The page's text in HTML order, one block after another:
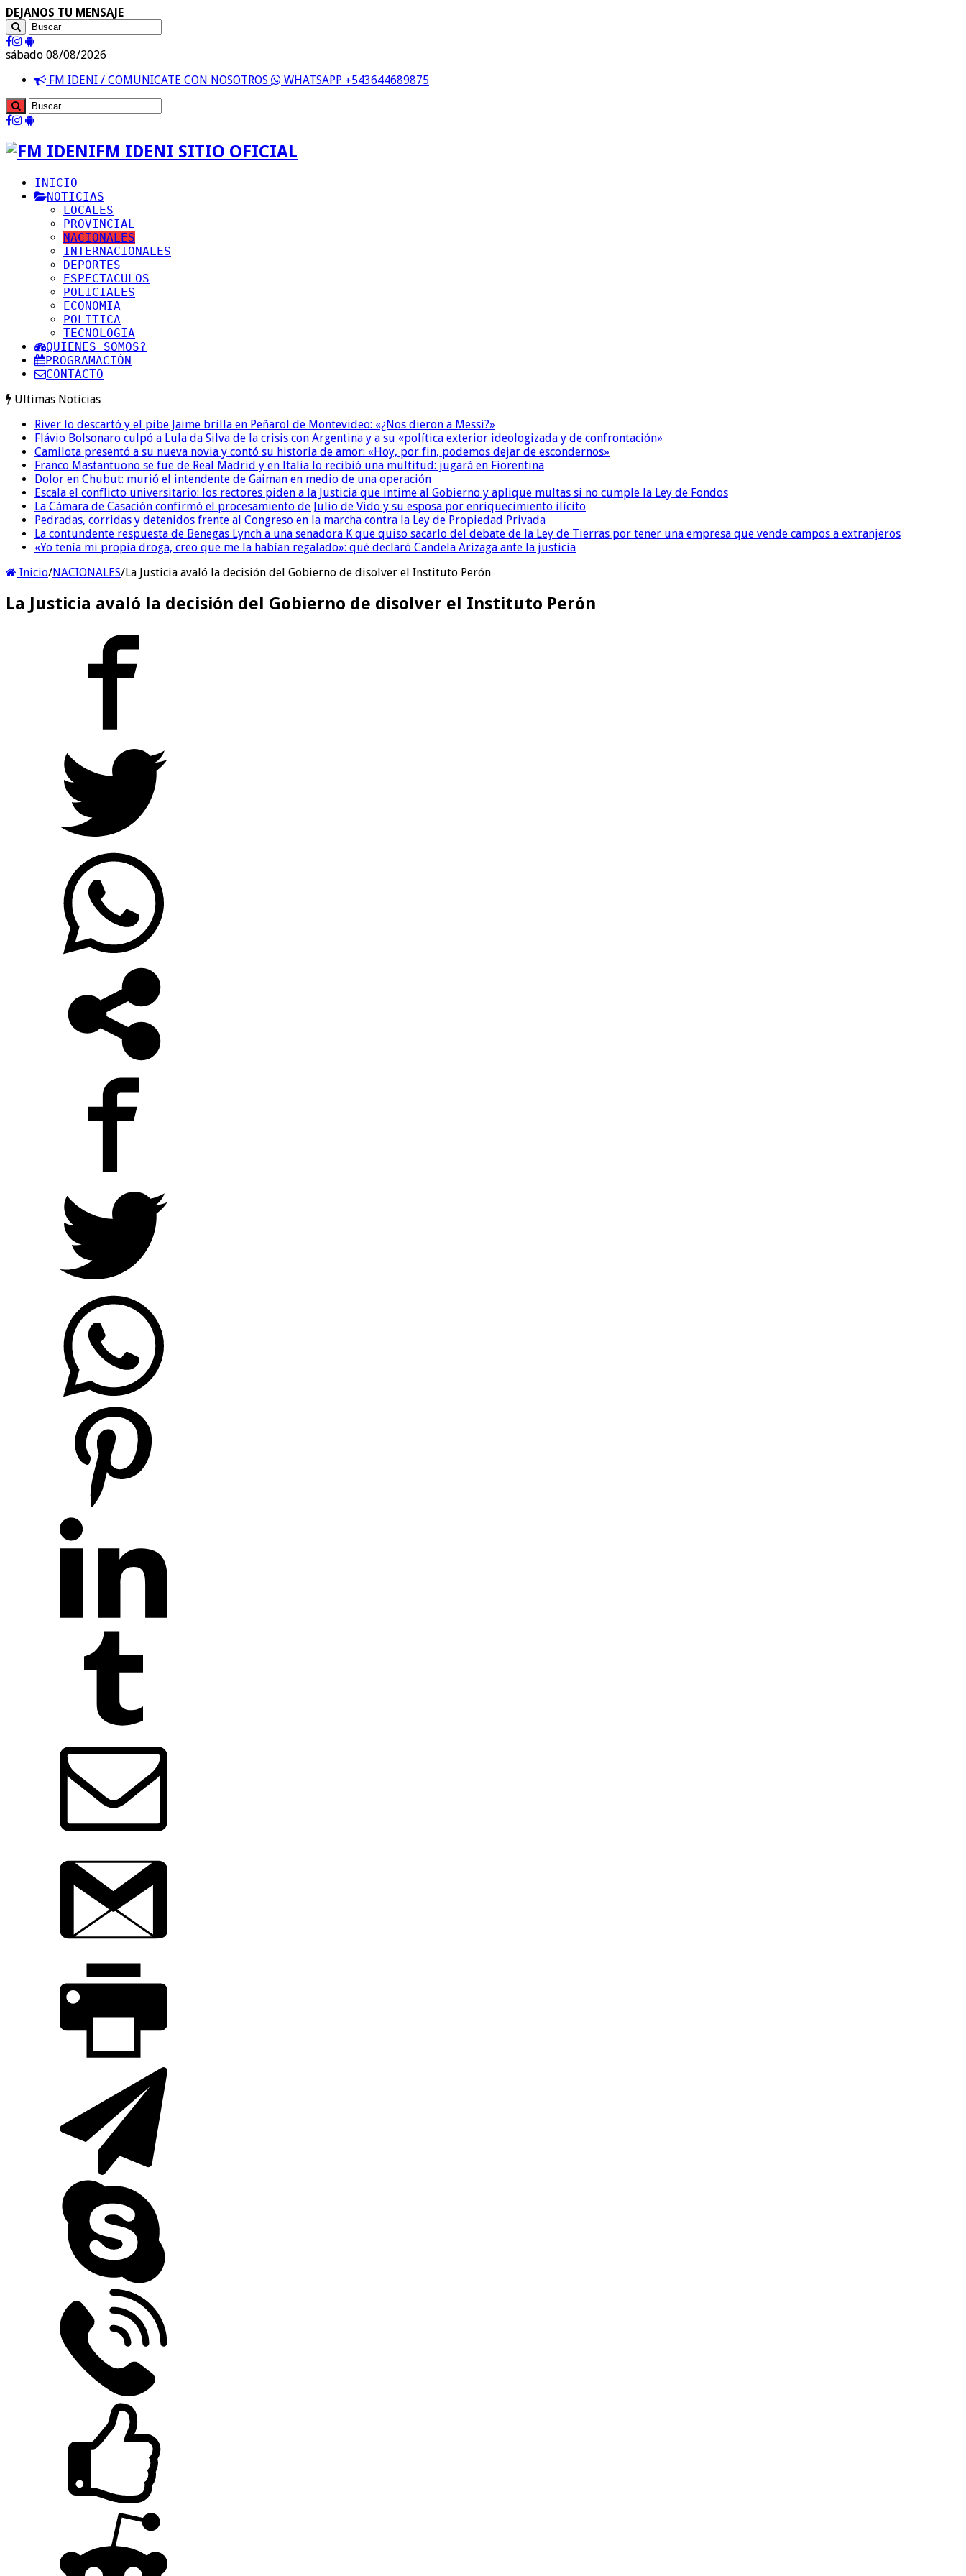
DEJANOS TU MENSAJE
sábado 08/08/2026
FM IDENI / COMUNICATE CON NOSOTROS
WHATSAPP +543644689875
FM IDENI SITIO OFICIAL
INICIO
NOTICIAS
LOCALES
PROVINCIAL
NACIONALES
INTERNACIONALES
DEPORTES
ESPECTACULOS
POLICIALES
ECONOMIA
POLITICA
TECNOLOGIA
QUIENES SOMOS?
PROGRAMACIÓN
CONTACTO
Ultimas Noticias
River lo descartó y el pibe Jaime brilla en Peñarol de Montevideo: «¿Nos dieron a Messi?»
Flávio Bolsonaro culpó a Lula da Silva de la crisis con Argentina y a su «política exterior ideologizada y de confrontación»
Camilota presentó a su nueva novia y contó su historia de amor: «Hoy, por fin, podemos dejar de escondernos»
Franco Mastantuono se fue de Real Madrid y en Italia lo recibió una multitud: jugará en Fiorentina
Dolor en Chubut: murió el intendente de Gaiman en medio de una operación
Escala el conflicto universitario: los rectores piden a la Justicia que intime al Gobierno y aplique multas si no cumple la Ley de Fondos
La Cámara de Casación confirmó el procesamiento de Julio de Vido y su esposa por enriquecimiento ilícito
Pedradas, corridas y detenidos frente al Congreso en la marcha contra la Ley de Propiedad Privada
La contundente respuesta de Benegas Lynch a una senadora K que quiso sacarlo del debate de la Ley de Tierras por tener una empresa que vende campos a extranjeros
«Yo tenía mi propia droga, creo que me la habían regalado»: qué declaró Candela Arizaga ante la justicia
Inicio/NACIONALES/La Justicia avaló la decisión del Gobierno de disolver el Instituto Perón
La Justicia avaló la decisión del Gobierno de disolver el Instituto Perón